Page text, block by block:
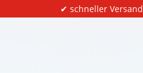
✔ schneller Versand